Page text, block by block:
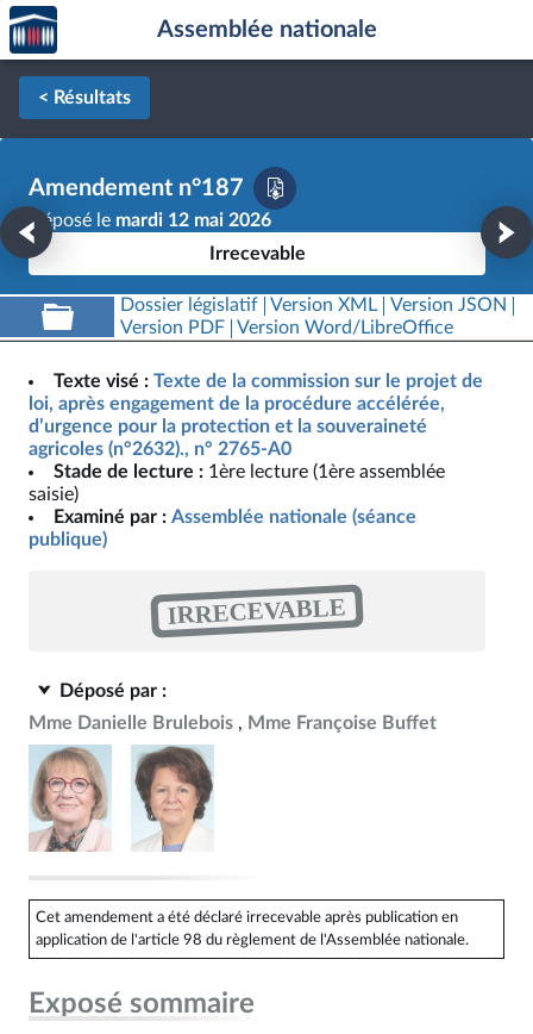
Aller au contenu
Aller en bas de la page
Accèder
à la
page
d'accueil
Assemblée nationale
< Résultats
Amendement n°187
Déposé le mardi 12 mai 2026
Irrecevable
Dossier législatif Version XML
Version JSON
Version PDF
Version Word/LibreOffice
Texte visé : Texte de la commission sur le projet de
loi, après engagement de la procédure accélérée,
d’urgence pour la protection et la souveraineté
agricoles (n°2632)., n° 2765-A0
Stade de lecture : 1ère lecture (1ère assemblée
saisie)
Examiné par : Assemblée nationale (séance
publique)
IRRECEVABLE
Déposé par :
Mme Danielle Brulebois
Mme Françoise Buffet
Cet amendement a été déclaré irrecevable après publication en
application de l'article 98 du règlement de l'Assemblée nationale.
Exposé sommaire